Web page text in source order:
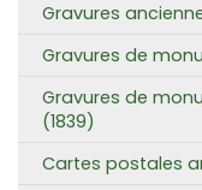
Gravures
Gravures de
Gravures de
(1839)
Cartes postales